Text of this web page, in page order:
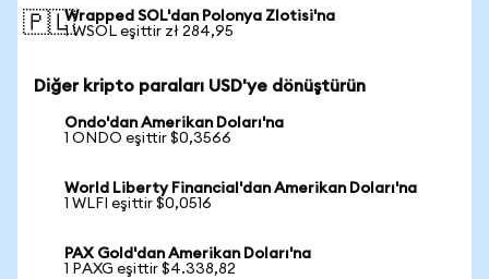
🇵🇱Wrapped SOL'dan Polonya Zlotisi'na
1 WSOL eşittir zł 284,95
Diğer kripto paraları USD'ye dönüştürün
Ondo'dan Amerikan Doları'na
1 ONDO eşittir $0,3566
World Liberty Financial'dan Amerikan Doları'na
1 WLFI eşittir $0,0516
PAX Gold'dan Amerikan Doları'na
1 PAXG eşittir $4.338,82